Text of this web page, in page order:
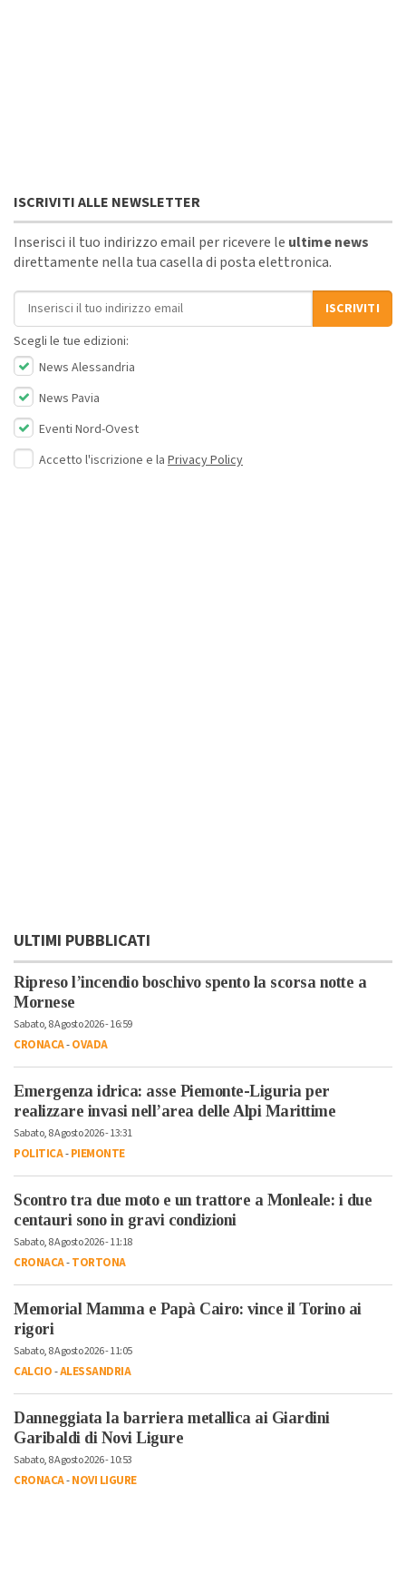
ISCRIVITI ALLE NEWSLETTER
Inserisci il tuo indirizzo email per ricevere le ultime news
direttamente nella tua casella di posta elettronica.
Indirizzo email
ISCRIVITI
Scegli le tue edizioni:
News Alessandria
News Pavia
Eventi Nord-Ovest
Accetto l'iscrizione e la Privacy Policy
ULTIMI PUBBLICATI
Ripreso l’incendio boschivo spento la scorsa notte a
Mornese
Sabato, 8 Agosto 2026 - 16:59
CRONACA-OVADA
Emergenza idrica: asse Piemonte-Liguria per
realizzare invasi nell’area delle Alpi Marittime
Sabato, 8 Agosto 2026 - 13:31
POLITICA-PIEMONTE
Scontro tra due moto e un trattore a Monleale: i due
centauri sono in gravi condizioni
Sabato, 8 Agosto 2026 - 11:18
CRONACA-TORTONA
Memorial Mamma e Papà Cairo: vince il Torino ai
rigori
Sabato, 8 Agosto 2026 - 11:05
CALCIO-ALESSANDRIA
Danneggiata la barriera metallica ai Giardini
Garibaldi di Novi Ligure
Sabato, 8 Agosto 2026 - 10:53
CRONACA-NOVI LIGURE